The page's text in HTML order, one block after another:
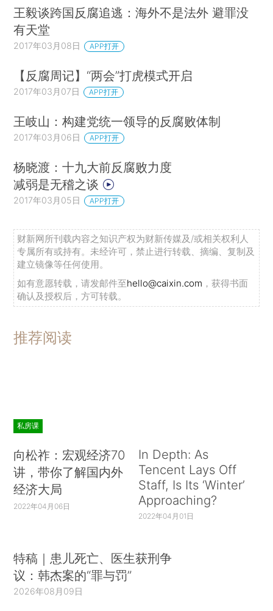
王毅谈跨国反腐追逃：海外不是法外 避罪没
有天堂
2017年03月08日 APP打开
【反腐周记】“两会”打虎模式开启
2017年03月07日 APP打开
王岐山：构建党统一领导的反腐败体制
2017年03月06日 APP打开
杨晓渡：十九大前反腐败力度
减弱是无稽之谈
2017年03月05日 APP打开
财新网所刊载内容之知识产权为财新传媒及/或相关权利人
专属所有或持有。未经许可，禁止进行转载、摘编、复制及
建立镜像等任何使用。
如有意愿转载，请发邮件至hello@caixin.com ，获得书面
确认及授权后，方可转载。
推荐阅读
私房课
向松祚：宏观经济70
讲，带你了解国内外
经济大局
2022年04月06日
In Depth: As
Tencent Lays Off
Staff, Is Its ‘Winter’
Approaching?
2022年04月01日
特稿｜患儿死亡、医生获刑争
议：韩杰案的“罪与罚”
2026年08月09日